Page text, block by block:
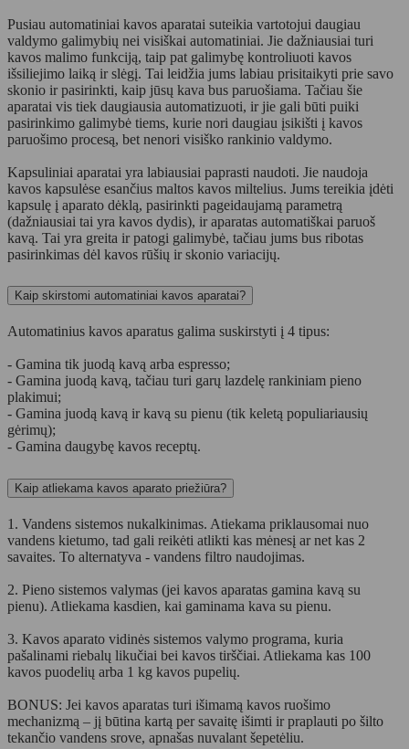
Pusiau automatiniai kavos aparatai suteikia vartotojui daugiau
valdymo galimybių nei visiškai automatiniai. Jie dažniausiai turi
kavos malimo funkciją, taip pat galimybę kontroliuoti kavos
išsiliejimo laiką ir slėgį. Tai leidžia jums labiau prisitaikyti prie savo
skonio ir pasirinkti, kaip jūsų kava bus paruošiama. Tačiau šie
aparatai vis tiek daugiausia automatizuoti, ir jie gali būti puiki
pasirinkimo galimybė tiems, kurie nori daugiau įsikišti į kavos
paruošimo procesą, bet nenori visiško rankinio valdymo.
Kapsuliniai aparatai yra labiausiai paprasti naudoti. Jie naudoja
kavos kapsulėse esančius maltos kavos miltelius. Jums tereikia įdėti
kapsulę į aparato dėklą, pasirinkti pageidaujamą parametrą
(dažniausiai tai yra kavos dydis), ir aparatas automatiškai paruoš
kavą. Tai yra greita ir patogi galimybė, tačiau jums bus ribotas
pasirinkimas dėl kavos rūšių ir skonio variacijų.
Kaip skirstomi automatiniai kavos aparatai?
Automatinius kavos aparatus galima suskirstyti į 4 tipus:
- Gamina tik juodą kavą arba espresso;
- Gamina juodą kavą, tačiau turi garų lazdelę rankiniam pieno
plakimui;
- Gamina juodą kavą ir kavą su pienu (tik keletą populiariausių
gėrimų);
- Gamina daugybę kavos receptų.
Kaip atliekama kavos aparato priežiūra?
1. Vandens sistemos nukalkinimas. Atiekama priklausomai nuo
vandens kietumo, tad gali reikėti atlikti kas mėnesį ar net kas 2
savaites. To alternatyva - vandens filtro naudojimas.
2. Pieno sistemos valymas (jei kavos aparatas gamina kavą su
pienu). Atliekama kasdien, kai gaminama kava su pienu.
3. Kavos aparato vidinės sistemos valymo programa, kuria
pašalinami riebalų likučiai bei kavos tirščiai. Atliekama kas 100
kavos puodelių arba 1 kg kavos pupelių.
BONUS: Jei kavos aparatas turi išimamą kavos ruošimo
mechanizmą – jį būtina kartą per savaitę išimti ir praplauti po šilto
tekančio vandens srove, apnašas nuvalant šepetėliu.